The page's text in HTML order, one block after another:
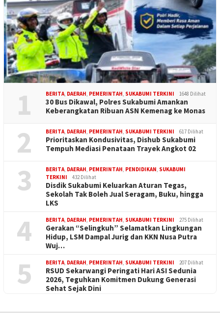
1 BERITA, DAERAH, PEMERINTAH, SUKABUMI TERKINI 1648 Dilihat
30 Bus Dikawal, Polres Sukabumi Amankan
Keberangkatan Ribuan ASN Kemenag ke Monas
2 BERITA, DAERAH, PEMERINTAH, SUKABUMI TERKINI 617 Dilihat
Prioritaskan Kondusivitas, Dishub Sukabumi
Tempuh Mediasi Penataan Trayek Angkot 02
3 BERITA, DAERAH, PEMERINTAH, PENDIDIKAN, SUKABUMI
TERKINI
432 Dilihat
Disdik Sukabumi Keluarkan Aturan Tegas,
Sekolah Tak Boleh Jual Seragam, Buku, hingga
LKS
4 BERITA, DAERAH, PEMERINTAH, SUKABUMI TERKINI 275 Dilihat
Gerakan “Selingkuh” Selamatkan Lingkungan
Hidup, LSM Dampal Jurig dan KKN Nusa Putra
Wuj…
5 BERITA, DAERAH, PEMERINTAH, SUKABUMI TERKINI 207 Dilihat
RSUD Sekarwangi Peringati Hari ASI Sedunia
2026, Teguhkan Komitmen Dukung Generasi
Sehat Sejak Dini